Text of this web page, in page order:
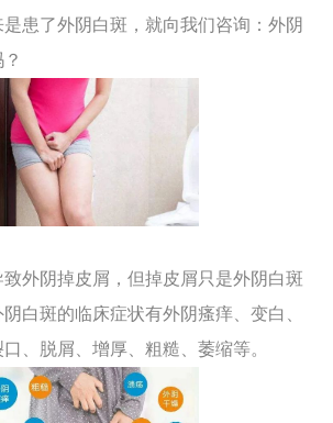
患了外阴白斑，就向我们咨询：外阴
阴掉皮屑，但掉皮屑只是外阴白斑
白斑的临床症状有外阴瘙痒、变白、
、脱屑、增厚、粗糙、萎缩等。